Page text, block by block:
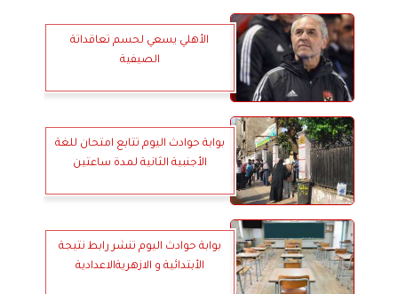
الأهلي يسعي لحسم تعاقداتة
الصيفية
بوابة حوادث اليوم تتابع امتحان للغة
الأجنبية الثانية لمدة ساعتين
بوابة حوادث اليوم تنشر رابط نتيجة
الأبتدائية و الازهريةالاعدادية